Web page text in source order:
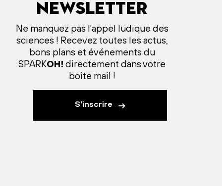
Newsletter
Ne manquez pas l'appel ludique des
sciences ! Recevez toutes les actus,
bons plans et événements du
SPARKOH! directement dans votre
boite mail !
S'inscrire